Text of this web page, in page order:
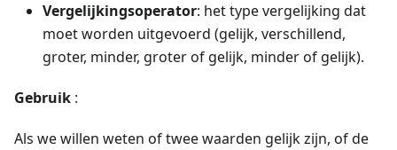
Vergelijkingsoperator: het type vergelijking dat
moet worden uitgevoerd (gelijk, verschillend,
groter, minder, groter of gelijk, minder of gelijk).
Gebruik :
Als we willen weten of twee waarden gelijk zijn, of de